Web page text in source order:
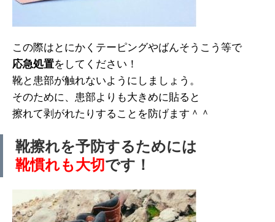
この際はとにかくテーピングやばんそうこう等で
応急処置をしてください！
靴と患部が触れないようにしましょう。
そのために、患部よりも大きめに貼ると
擦れて剥がれたりすることを防げます＾＾
靴擦れを予防するためには
靴慣れも大切です！